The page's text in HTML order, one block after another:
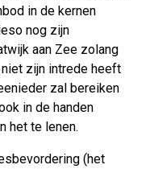
in de kernen
nog zijn
aan Zee zolang
zijn intrede heeft
zal bereiken
in de handen
het te lenen.
(het